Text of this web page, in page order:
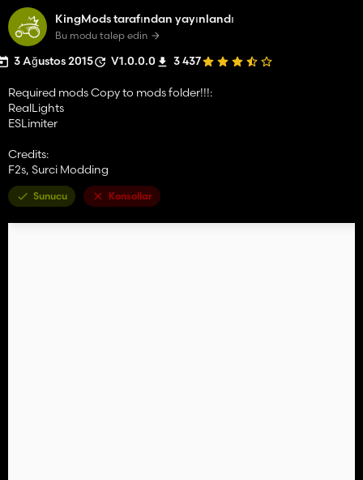
KingMods tarafından yayınlandı
Bu modu talep edin
3 Ağustos 2015 V1.0.0.0 3 437
Required mods Copy to mods folder!!!:
RealLights
ESLimiter
Credits:
F2s, Surci Modding
Sunucu Konsollar